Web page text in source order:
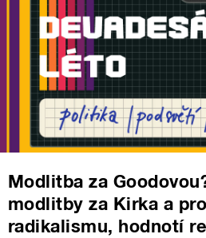
Modlitba za
modlitby za Kirka a
radikalismu, hodnotí